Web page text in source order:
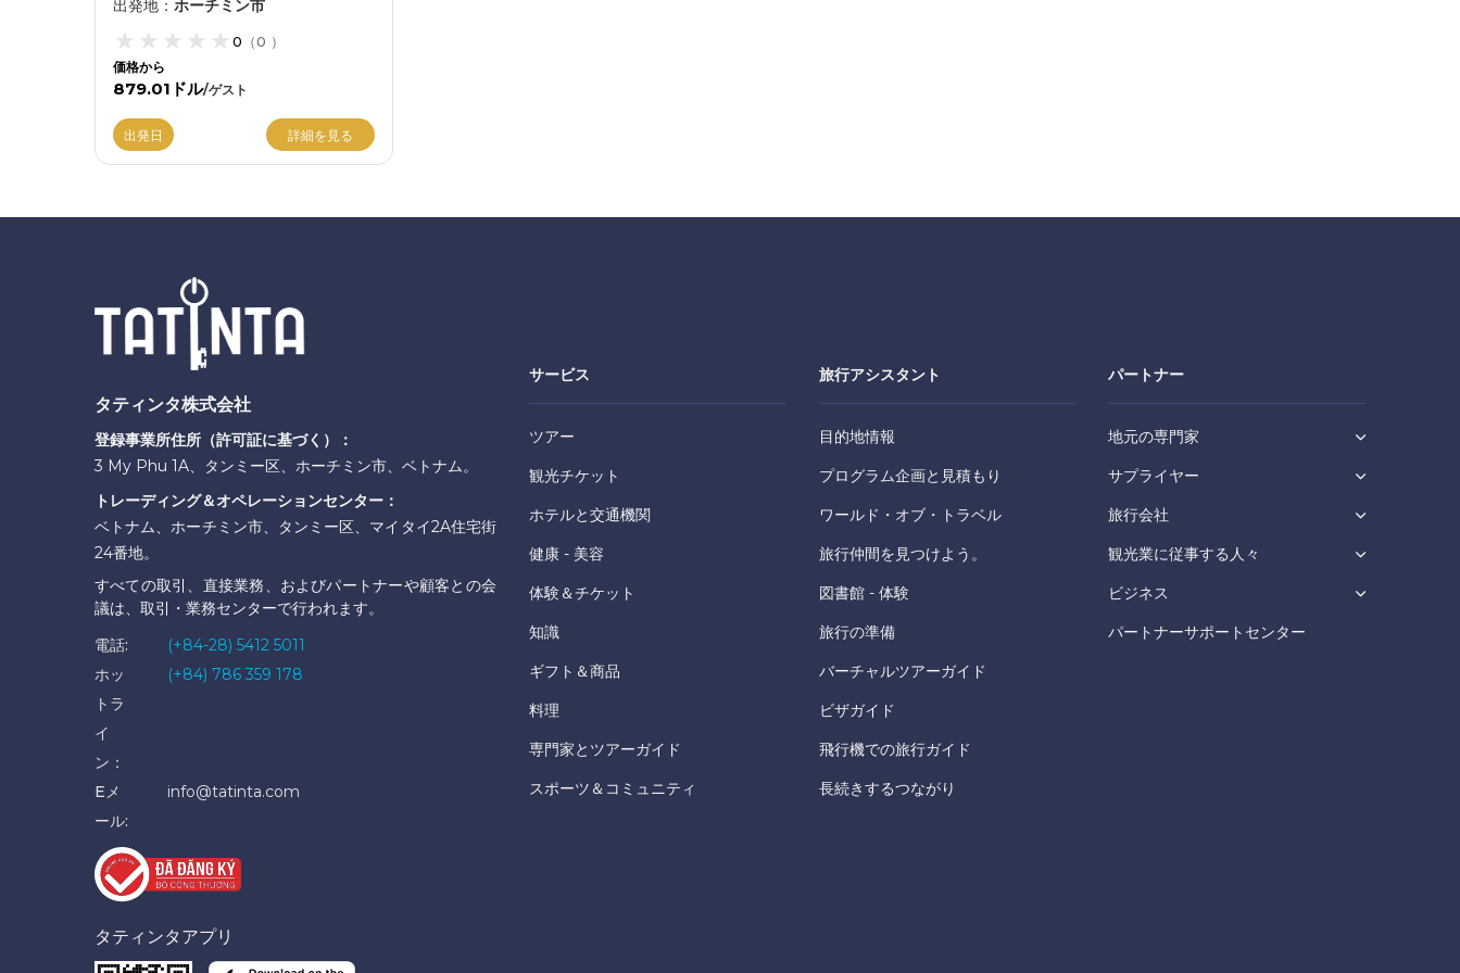
出発地 ： ホーチミン市
0 （0 ）
価格から
879.01ドル/ゲスト
出発日 詳細を見る
タティンタ株式会社
登録事業所住所（許可証に基づく）：
3 My Phu 1A、タンミー区、ホーチミン市、ベトナム。
トレーディング＆オペレーションセンター：
ベトナム、ホーチミン市、タンミー区、マイタイ2A住宅街
24番地。
すべての取引、直接業務、およびパートナーや顧客との会
議は、取引・業務センターで行われます。
電話:
(+84-28) 5412 5011
ホッ
トラ
イ
ン：
(+84) 786 359 178
Eメ
ール:
info@tatinta.com
タティンタアプリ
サービス
ツアー
観光チケット
ホテルと交通機関
健康 - 美容
体験＆チケット
知識
ギフト＆商品
料理
専門家とツアーガイド
スポーツ＆コミュニティ
旅行アシスタント
目的地情報
プログラム企画と見積もり
ワールド・オブ・トラベル
旅行仲間を見つけよう。
図書館 - 体験
旅行の準備
バーチャルツアーガイド
ビザガイド
飛行機での旅行ガイド
長続きするつながり
パートナー
地元の専門家
サプライヤー
旅行会社
観光業に従事する人々
ビジネス
パートナーサポートセンター